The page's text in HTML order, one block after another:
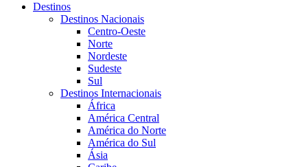
Destinos
Destinos Nacionais
Centro-Oeste
Norte
Nordeste
Sudeste
Sul
Destinos Internacionais
África
América Central
América do Norte
América do Sul
Ásia